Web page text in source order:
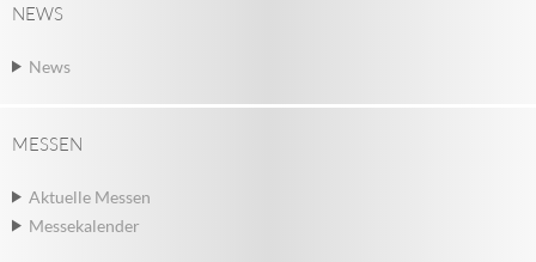
NEWS
News
MESSEN
Aktuelle Messen
Messekalender